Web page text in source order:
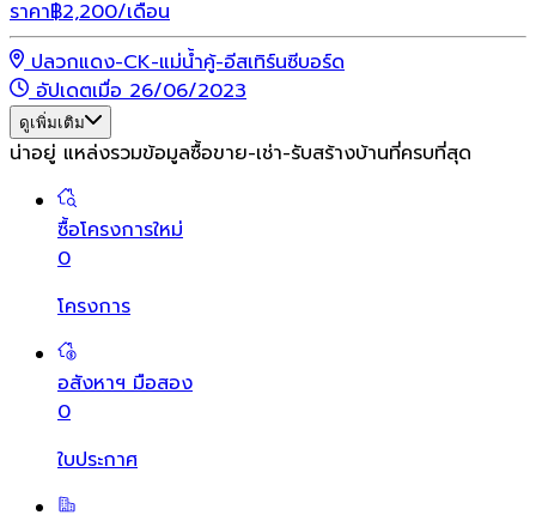
ราคา฿2,200/เดือน
ปลวกแดง-CK-แม่น้ำคู้-อีสเทิร์นซีบอร์ด
อัปเดตเมื่อ 26/06/2023
ดูเพิ่มเติม
น่าอยู่ แหล่งรวมข้อมูลซื้อขาย-เช่า-รับสร้างบ้านที่ครบที่สุด
ซื้อโครงการใหม่
0
โครงการ
อสังหาฯ มือสอง
0
ใบประกาศ